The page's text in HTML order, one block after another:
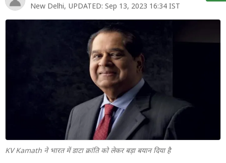
New Delhi, UPDATED: Sep 13, 2023 16:34 IST
KV Kamath ने भारत में डाटा क्रांति को लेकर बड़ा बयान दिया है